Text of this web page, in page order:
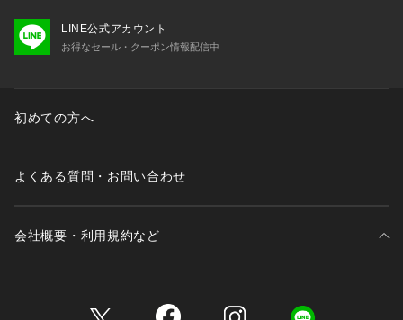
LINE公式アカウント
お得なセール・クーポン情報配信中
初めての方へ
よくある質問・お問い合わせ
会社概要・利用規約など